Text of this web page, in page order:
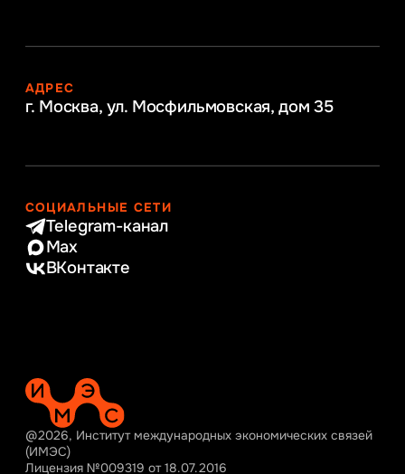
АДРЕС
г. Москва, ул. Мосфильмовская, дом 35
СОЦИАЛЬНЫЕ СЕТИ
Telegram-канал
Max
ВКонтакте
@2026, Институт международных экономических связей
(ИМЭС)
Лицензия №009319 от 18.07.2016